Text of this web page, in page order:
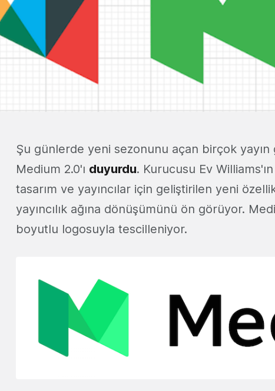
Şu günlerde yeni sezonunu açan birçok
Medium 2.0'ı duyurdu. Kurucusu Ev
tasarım ve yayıncılar için geliştirilen yeni
yayıncılık ağına dönüşümünü ön görüyor.
boyutlu logosuyla tescilleniyor.